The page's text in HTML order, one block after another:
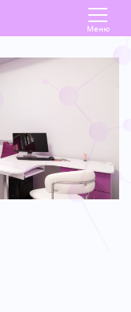
Меню